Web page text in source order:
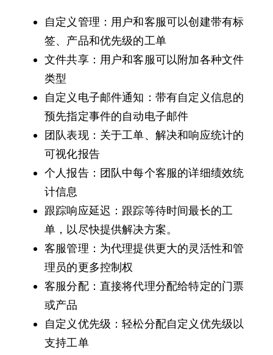
自定义管理：用户和客服可以创建带有标
签、产品和优先级的工单
文件共享：用户和客服可以附加各种文件
类型
自定义电子邮件通知：带有自定义信息的
预先指定事件的自动电子邮件
团队表现：关于工单、解决和响应统计的
可视化报告
个人报告：团队中每个客服的详细绩效统
计信息
跟踪响应延迟：跟踪等待时间最长的工
单，以尽快提供解决方案。
客服管理：为代理提供更大的灵活性和管
理员的更多控制权
客服分配：直接将代理分配给特定的门票
或产品
自定义优先级：轻松分配自定义优先级以
支持工单